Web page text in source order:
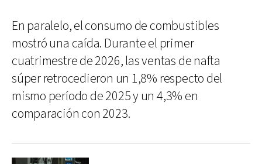
En paralelo, el consumo de combustibles
mostró una caída. Durante el primer
cuatrimestre de 2026, las ventas de nafta
súper retrocedieron un 1,8% respecto del
mismo período de 2025 y un 4,3% en
comparación con 2023.